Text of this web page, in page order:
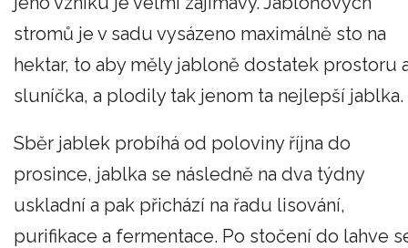
stromů je v sadu vysázeno maximálně sto na
hektar, to aby měly jabloně dostatek prostoru
sluníčka, a plodily tak jenom ta nejlepší jablka.
Sběr jablek probíhá od poloviny října do
prosince, jablka se následně na dva týdny
uskladní a pak přichází na řadu lisování,
purifikace a fermentace. Po stočení do lahve